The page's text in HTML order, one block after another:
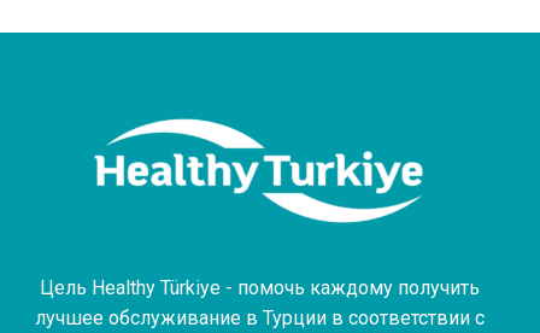
Цель Healthy Türkiye - помочь каждому получить
лучшее обслуживание в Турции в соответствии с